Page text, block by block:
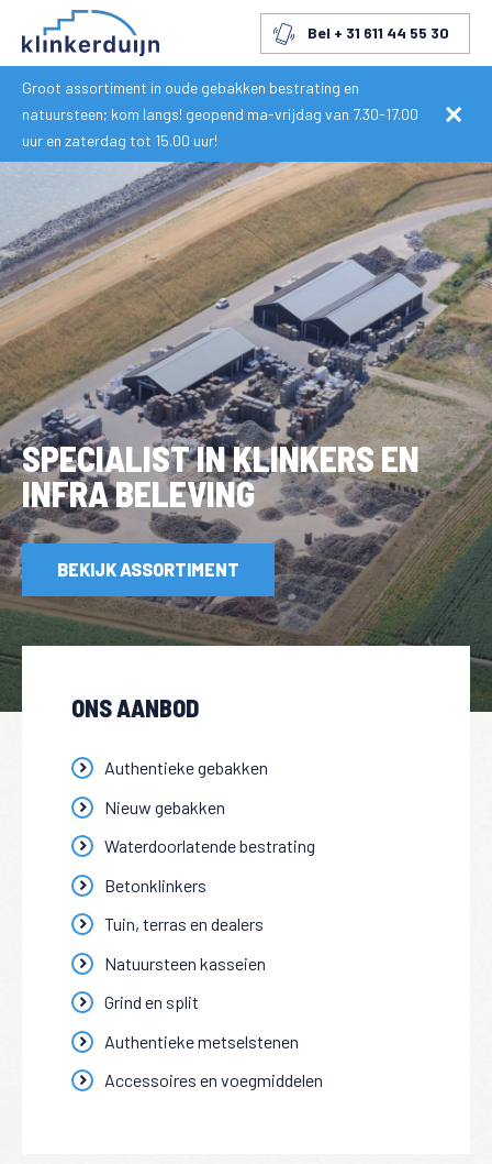
Bel + 31 611 44 55 30
Groot assortiment in oude gebakken bestrating en
natuursteen; kom langs! geopend ma-vrijdag van 7.30-17.00
uur en zaterdag tot 15.00 uur!
SPECIALIST IN KLINKERS EN
INFRA BELEVING
BEKIJK ASSORTIMENT
ONS AANBOD
Authentieke gebakken
Nieuw gebakken
Waterdoorlatende bestrating
Betonklinkers
Tuin, terras en dealers
Natuursteen kasseien
Grind en split
Authentieke metselstenen
Accessoires en voegmiddelen